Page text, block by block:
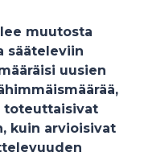
muutosta
sääteleviin
uusien
toteuttaisivat
kuin arvioisivat